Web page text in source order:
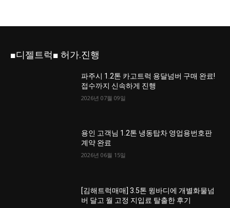
■디젤트럭■ 허가.진행
파주시 1.2톤 카고트럭 용달넘버 구매 완료!
접수까지 신속하게 진행
2026년 07월 09일
용인 고객님 1.2톤 냉동탑차 영업용번호판
계약 완료
2026년 06월 15일
[김해트럭매매] 3.5톤 윙바디에 개별화물넘
버 달고 월 고정 지입료 탈출한 후기